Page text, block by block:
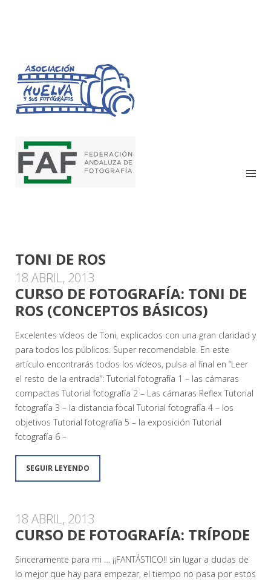
HUELVA Y SUS
FOTÓGRAFOS
TONI DE ROS
18 ABRIL, 2013
CURSO DE FOTOGRAFÍA: TONI DE
ROS (CONCEPTOS BÁSICOS)
Excelentes vídeos de Toni, explicados con una gran claridad y
para todos los públicos. Super recomendable. En este
artículo encontrarás todos los vídeos, pulsa al final en “Leer
el resto de la entrada”: Tutorial fotografía 1 – las cámaras
compactas Tutorial fotografía 2 – Las cámaras Reflex Tutorial
fotografía 3 – la distancia focal Tutorial fotografía 4 – los
objetivos Tutorial fotografía 5 – la exposición Tutorial
fotografía 6 –
SEGUIR LEYENDO
18 ABRIL, 2013
CURSO DE FOTOGRAFÍA: TRÍPODE
Sinceramente para mi … ¡¡FANTÁSTICO!! sin lugar a dudas de
lo mejor que hay para empezar, el tiempo no pasa por estos